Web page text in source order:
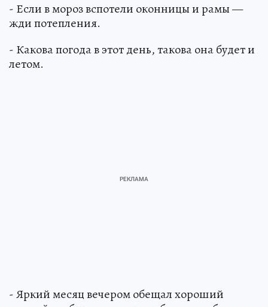
- Если в мороз вспотели оконницы и рамы —
жди потепления.
- Какова погода в этот день, такова она будет и
летом.
- Яркий месяц вечером обещал хороший